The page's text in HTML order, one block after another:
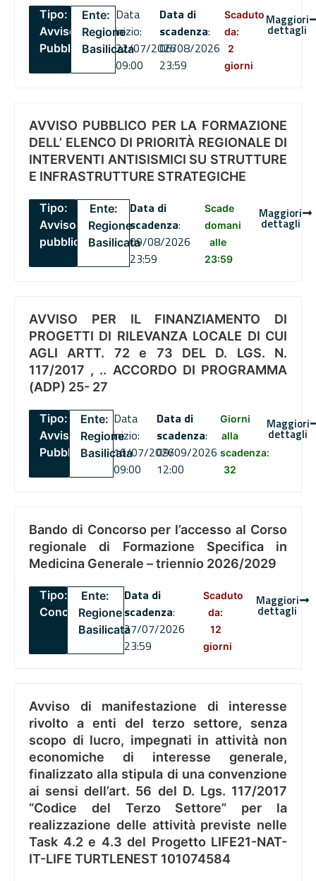
Tipo:
Avviso
Pubblico
Ente:
Regione
Basilicata
Data
inizio:
22/07/2026
09:00
Data di
scadenza:
06/08/2026
23:59
Scaduto
da:
2
giorni
Maggiori
dettagli
AVVISO PUBBLICO PER LA FORMAZIONE
DELL’ ELENCO DI PRIORITÀ REGIONALE DI
INTERVENTI ANTISISMICI SU STRUTTURE
E INFRASTRUTTURE STRATEGICHE
Tipo:
Avviso
pubblico
Ente:
Regione
Basilicata
Data di
scadenza:
09/08/2026
23:59
Scade
domani
alle
23:59
Maggiori
dettagli
AVVISO PER IL FINANZIAMENTO DI
PROGETTI DI RILEVANZA LOCALE DI CUI
AGLI ARTT. 72 e 73 DEL D. LGS. N.
117/2017 , .. ACCORDO DI PROGRAMMA
(ADP) 25- 27
Tipo:
Avviso
Pubblico
Ente:
Regione
Basilicata
Data
inizio:
16/07/2026
09:00
Data di
scadenza:
09/09/2026
12:00
Giorni
alla
scadenza:
32
Maggiori
dettagli
Bando di Concorso per l’accesso al Corso
regionale di Formazione Specifica in
Medicina Generale – triennio 2026/2029
Tipo:
Concorsi
Ente:
Regione
Basilicata
Data di
scadenza:
27/07/2026
23:59
Scaduto
da:
12
giorni
Maggiori
dettagli
Avviso di manifestazione di interesse
rivolto a enti del terzo settore, senza
scopo di lucro, impegnati in attività non
economiche di interesse generale,
finalizzato alla stipula di una convenzione
ai sensi dell’art. 56 del D. Lgs. 117/2017
“Codice del Terzo Settore” per la
realizzazione delle attività previste nelle
Task 4.2 e 4.3 del Progetto LIFE21-NAT-
IT-LIFE TURTLENEST 101074584